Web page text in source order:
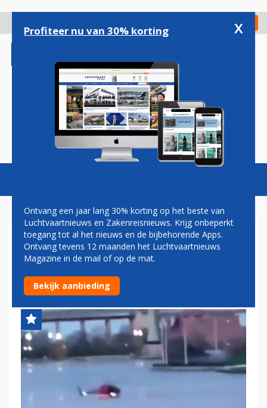
gaan
Check in
Magazine Podcasts Vacatures
VIJF DODEN BIJ
HELIKOPTERCRASH NEW
YORK
Profiteer nu van 30% korting x
Ontvang een jaar lang 30% korting op het beste van
Luchtvaartnieuws en Zakenreisnieuws. Krijg onbeperkt
toegang tot al het nieuws en de bijbehorende Apps.
Ontvang tevens 12 maanden het Luchtvaartnieuws
Magazine in de mail of op de mat.
Bekijk aanbieding